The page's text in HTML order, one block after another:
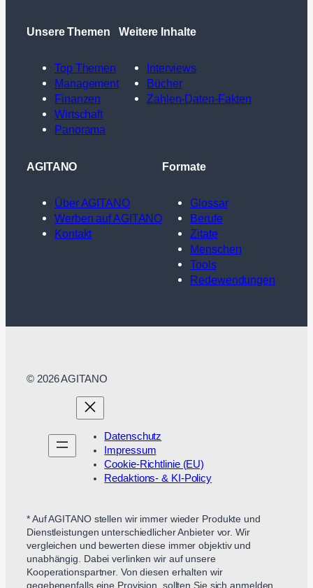
Unsere Themen
Top Themen
Management
Finanzen
Wirtschaft
Panorama
Weitere Inhalte
Interviews
Bücher
Zahlen-Daten-Fakten
AGITANO
Über AGITANO
Werben auf AGITANO
Kontakt
Formate
Glossar
Berufe
Zitate
Menschen
Tools
Redewendungen
© 2026 AGITANO
Datenschutz
Impressum
Cookie-Richtlinie (EU)
Redaktions- & KI-Policy
* Auf AGITANO stellen wir immer wieder Produkte und
Dienstleistungen unterschiedlicher Anbieter vor. Wir
vergleichen und bewerten diese immer objektiv und
unabhängig. Dabei verlinken wir auf unsere
Kooperationspartner. Von diesen erhalten wir
gegebenenfalls eine Provision, sollten Sie sich anmelden